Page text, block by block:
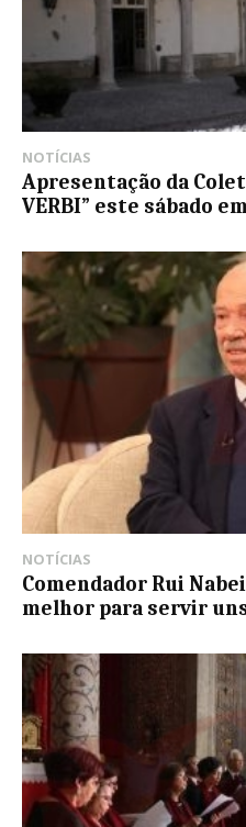
NOTÍCIAS
Apresentação da
VERBI” este sábado
NOTÍCIAS
Comendador Rui
melhor para servir